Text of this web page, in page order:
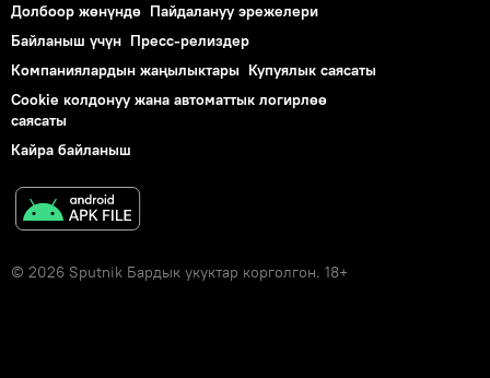
Долбоор жөнүндө Пайдалануу эрежелери
Байланыш үчүн Пресс-релиздер
Компаниялардын жаңылыктары Купуялык саясаты
Cookie колдонуу жана автоматтык логирлөө
саясаты
Кайра байланыш
© 2026 Sputnik Бардык укуктар корголгон. 18+